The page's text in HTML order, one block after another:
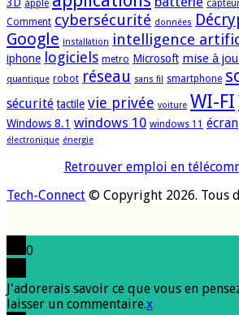
apple
Comment cybersécurité données
Google installation intelligence
iphone logiciels metro Microsoft mise à
quantique robot réseau sans fil smartphone
sécurité tactile vie privée voiture WI-FI
Windows 8.1 windows 10 windows 11 écran
électronique énergie
Retrouver emploi en
Tech-Connect © Copyright 2026. Tous
0
J'adorerais savoir ce que vous en
laisser un commentaire.x